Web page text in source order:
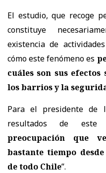
El estudio, que recoge
constituye
existencia de
cómo este fenómeno es
cuáles son sus
los barrios y la
Para el presidente de
resultados de este
preocupación que
bastante tiempo
de todo Chile”.